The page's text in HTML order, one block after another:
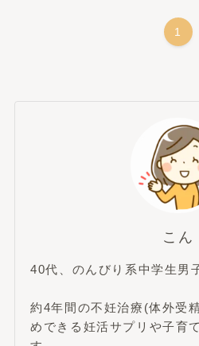
1
こん
40代、のんびり系中学生男
約4年間の不妊治療(体外受
めできる妊活サプリや子育